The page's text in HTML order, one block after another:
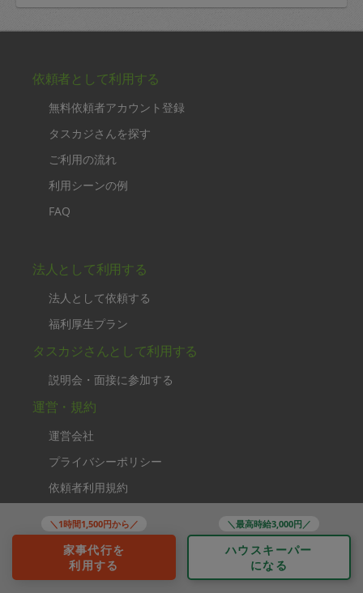
＼1時間1,500円から／
家事代行を
利用する
＼最高時給3,000円／
ハウスキーパー
になる
依頼者として利用する
無料依頼者アカウント登録
タスカジさんを探す
ご利用の流れ
利用シーンの例
FAQ
法人として利用する
法人として依頼する
福利厚生プラン
タスカジさんとして利用する
説明会・面接に参加する
運営・規約
運営会社
プライバシーポリシー
依頼者利用規約
特定商取引法に基づく表示
お問い合わせ